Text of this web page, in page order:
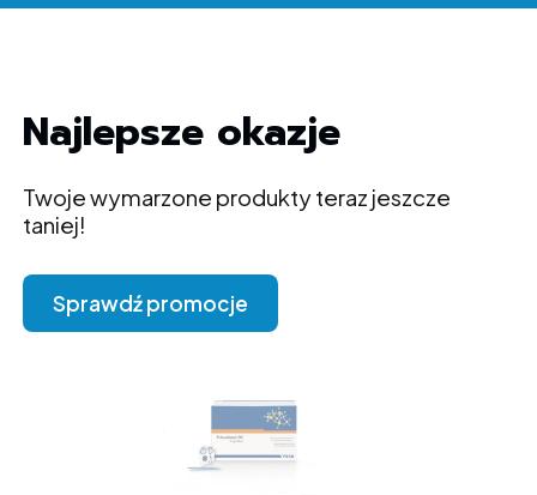
Najlepsze okazje
Twoje wymarzone produkty teraz jeszcze
taniej!
Sprawdź promocje